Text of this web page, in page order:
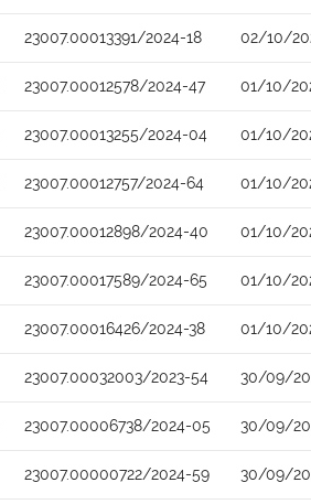
23007.00013391/2024-18 02/10/
23007.00012578/2024-47 01/10/
23007.00013255/2024-04 01/10/
23007.00012757/2024-64 01/10/
23007.00012898/2024-40 01/10/
23007.00017589/2024-65 01/10/
23007.00016426/2024-38 01/10/
23007.00032003/2023-54 30/09/
23007.00006738/2024-05 30/09/
23007.00000722/2024-59 30/09/